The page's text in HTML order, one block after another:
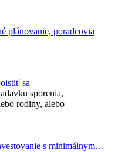
plánovanie, poradcovia
sa
sporenia,
rodiny, alebo
s minimálnym…